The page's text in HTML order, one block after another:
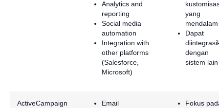
Analytics and
reporting
Social media
automation
Integration with
other platforms
(Salesforce,
Microsoft)
yang
mendalam
Dapat
dengan
sistem lain
ActiveCampaign
Email
Fokus